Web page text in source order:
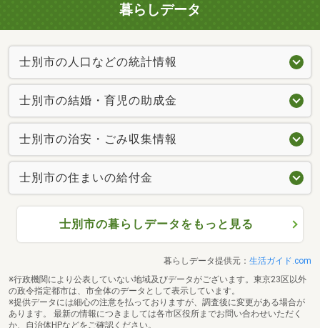
暮らしデータ
士別市の人口などの統計情報
士別市の結婚・育児の助成金
士別市の治安・ごみ収集情報
士別市の住まいの給付金
士別市の暮らしデータをもっと見る
暮らしデータ提供元： 生活ガイド.com
※行政機関により公表していない地域及びデータがございます。東京23区以外
の政令指定都市は、市全体のデータとして表示しています。
※提供データには細心の注意を払っておりますが、調査後に変更がある場合が
あります。 最新の情報につきましては各市区役所までお問い合わせいただく
か、自治体HPなどをご確認ください。